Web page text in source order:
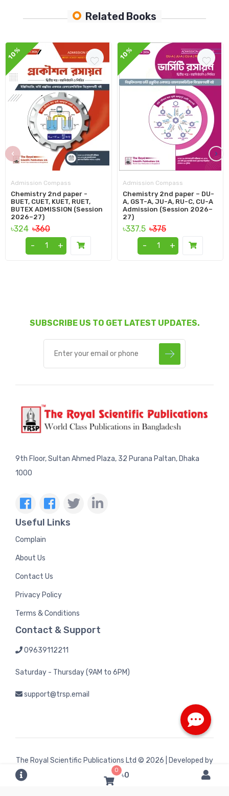
Related Books
10%
Admission Compass
Chemistry 2nd paper -
BUET, CUET, KUET, RUET,
BUTEX ADMISSION (Session
2026–27)
৳324 ৳360
-
+
10%
Admission Compass
Chemistry 2nd paper – DU-
A, GST-A, JU-A, RU-C, CU-A
Admission (Session 2026–
27)
৳337.5 ৳375
-
+
‹ ›
SUBSCRIBE US TO GET LATEST UPDATES.
9th Floor, Sultan Ahmed Plaza, 32 Purana Paltan, Dhaka
1000
Useful Links
Complain
About Us
Contact Us
Privacy Policy
Terms & Conditions
Contact & Support
09639112211
Saturday - Thursday (9AM to 6PM)
support@trsp.email
The Royal Scientific Publications Ltd © 2026 | Developed by
Bintel Future Tech
0
৳0